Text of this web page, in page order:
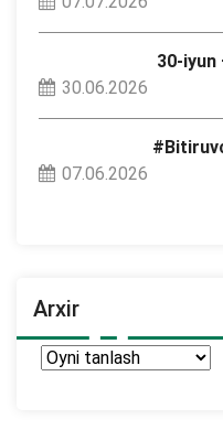
30-iyun
30.06.2026
07.06.2026
Arxir
Arxir